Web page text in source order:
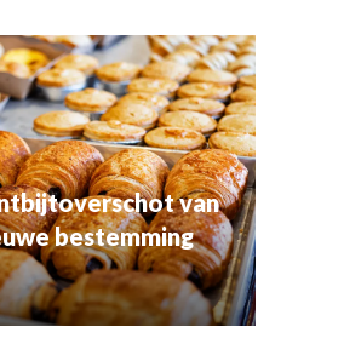
van
bestemming